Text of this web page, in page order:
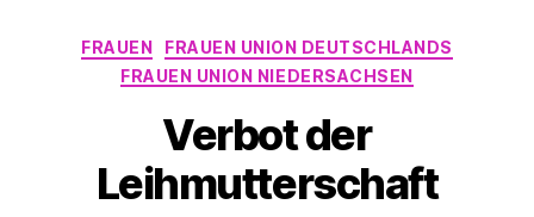
Kategorien
FRAUEN
FRAUEN UNION DEUTSCHLANDS
FRAUEN UNION NIEDERSACHSEN
Verbot der
Leihmutterschaft